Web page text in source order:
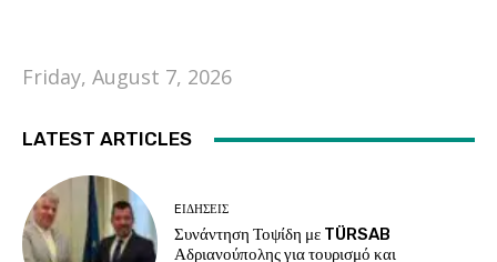
Friday, August 7, 2026
LATEST ARTICLES
EΙΔΗΣΕΙΣ
Συνάντηση Τοψίδη με TÜRSAB
Αδριανούπολης για τουρισμό και